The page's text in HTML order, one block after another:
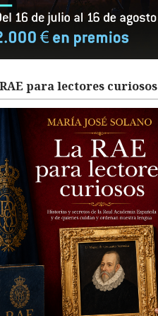
para lectores curiosos